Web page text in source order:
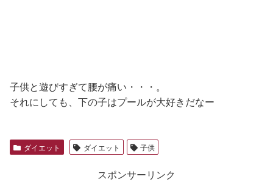
子供と遊びすぎて腰が痛い・・・。
それにしても、下の子はプールが大好きだなー
ダイエット ダイエット 子供
スポンサーリンク